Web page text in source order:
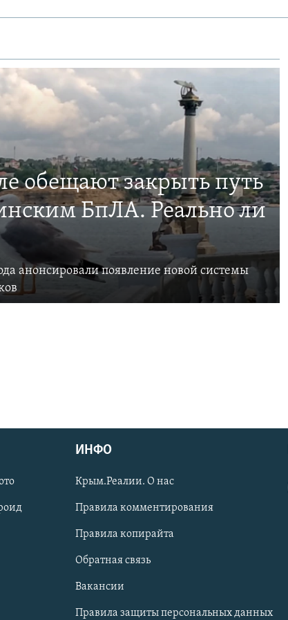
обещают закрыть путь
БпЛА. Реально ли
анонсировали появление новой системы
ИНФО
Крым.Реалии. О нас
Правила комментирования
Правила копирайта
Обратная связь
Вакансии
Правила защиты персональных данных